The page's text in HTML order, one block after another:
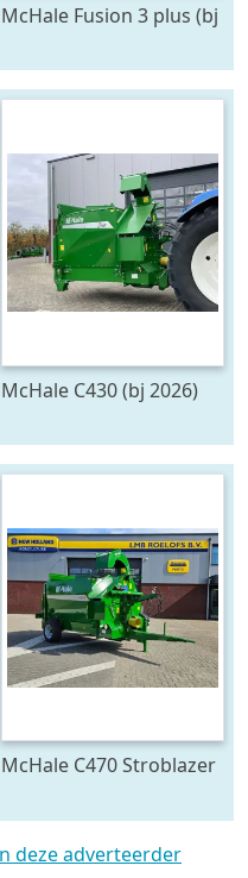
McHale Fusion 3 plus (bj
McHale C430 (bj 2026)
McHale C470 Stroblazer
deze adverteerder